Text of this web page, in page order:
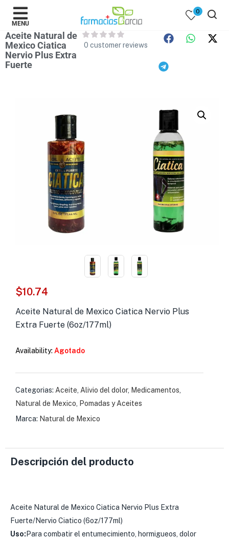
MENU
0
Aceite Natural de
Mexico Ciatica
Nervio Plus Extra
Fuerte
0 customer reviews
$10.74
Aceite Natural de Mexico Ciatica Nervio Plus
Extra Fuerte (6oz/177ml)
Availability: Agotado
Categorias: Aceite, Alivio del dolor, Medicamentos,
Natural de Mexico, Pomadas y Aceites
Marca: Natural de Mexico
Descripción del producto
Aceite Natural de Mexico Ciatica Nervio Plus Extra
Fuerte/Nervio Ciatico (6oz/177ml)
Uso: Para combatir el entumecimiento, hormigueos, dolor